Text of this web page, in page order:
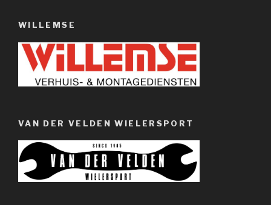
WILLEMSE
VAN DER VELDEN WIELERSPORT